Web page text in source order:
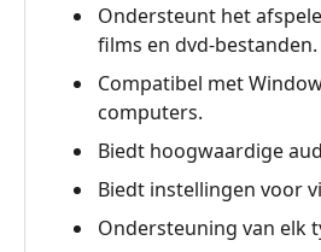
Veelgestelde
vragen
alternatief
Ondersteunt het
films en dvd-bestanden.
Compatibel met
computers.
Biedt hoogwaardige
Biedt instellingen voor
Ondersteuning van elk